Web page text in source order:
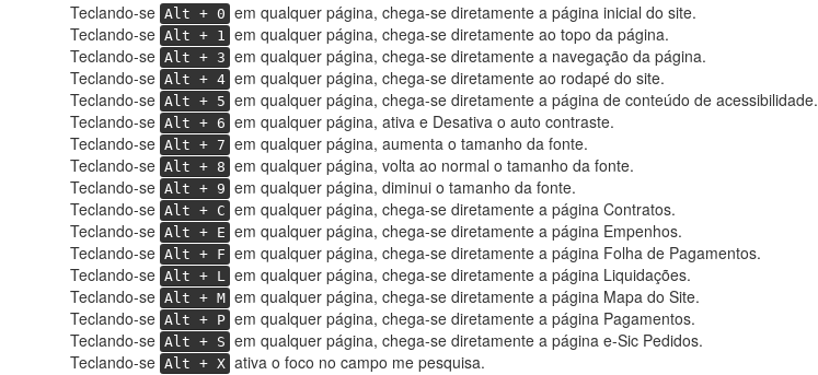
Teclando-se Alt + 0 em qualquer página, chega-se diretamente a página inicial do site.
Teclando-se Alt + 1 em qualquer página, chega-se diretamente ao topo da página.
Teclando-se Alt + 3 em qualquer página, chega-se diretamente a navegação da página.
Teclando-se Alt + 4 em qualquer página, chega-se diretamente ao rodapé do site.
Teclando-se Alt + 5 em qualquer página, chega-se diretamente a página de conteúdo de acessibilidade.
Teclando-se Alt + 6 em qualquer página, ativa e Desativa o auto contraste.
Teclando-se Alt + 7 em qualquer página, aumenta o tamanho da fonte.
Teclando-se Alt + 8 em qualquer página, volta ao normal o tamanho da fonte.
Teclando-se Alt + 9 em qualquer página, diminui o tamanho da fonte.
Teclando-se Alt + C em qualquer página, chega-se diretamente a página Contratos.
Teclando-se Alt + E em qualquer página, chega-se diretamente a página Empenhos.
Teclando-se Alt + F em qualquer página, chega-se diretamente a página Folha de Pagamentos.
Teclando-se Alt + L em qualquer página, chega-se diretamente a página Liquidações.
Teclando-se Alt + M em qualquer página, chega-se diretamente a página Mapa do Site.
Teclando-se Alt + P em qualquer página, chega-se diretamente a página Pagamentos.
Teclando-se Alt + S em qualquer página, chega-se diretamente a página e-Sic Pedidos.
Teclando-se Alt + X ativa o foco no campo me pesquisa.